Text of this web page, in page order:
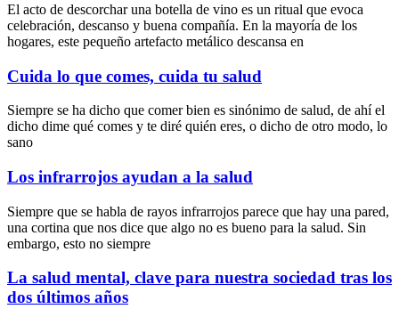
El acto de descorchar una botella de vino es un ritual que evoca
celebración, descanso y buena compañía. En la mayoría de los
hogares, este pequeño artefacto metálico descansa en
Cuida lo que comes, cuida tu salud
Siempre se ha dicho que comer bien es sinónimo de salud, de ahí el
dicho dime qué comes y te diré quién eres, o dicho de otro modo, lo
sano
Los infrarrojos ayudan a la salud
Siempre que se habla de rayos infrarrojos parece que hay una pared,
una cortina que nos dice que algo no es bueno para la salud. Sin
embargo, esto no siempre
La salud mental, clave para nuestra sociedad tras los
dos últimos años